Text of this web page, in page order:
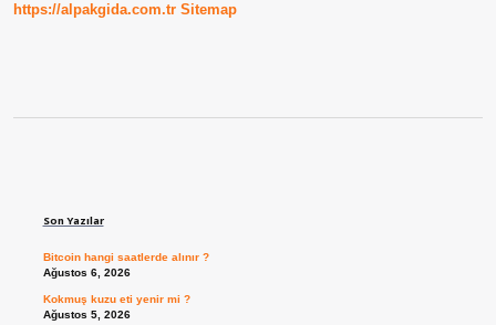
https://alpakgida.com.tr Sitemap
Son Yazılar
Bitcoin hangi saatlerde alınır ?
Ağustos 6, 2026
Kokmuş kuzu eti yenir mi ?
Ağustos 5, 2026